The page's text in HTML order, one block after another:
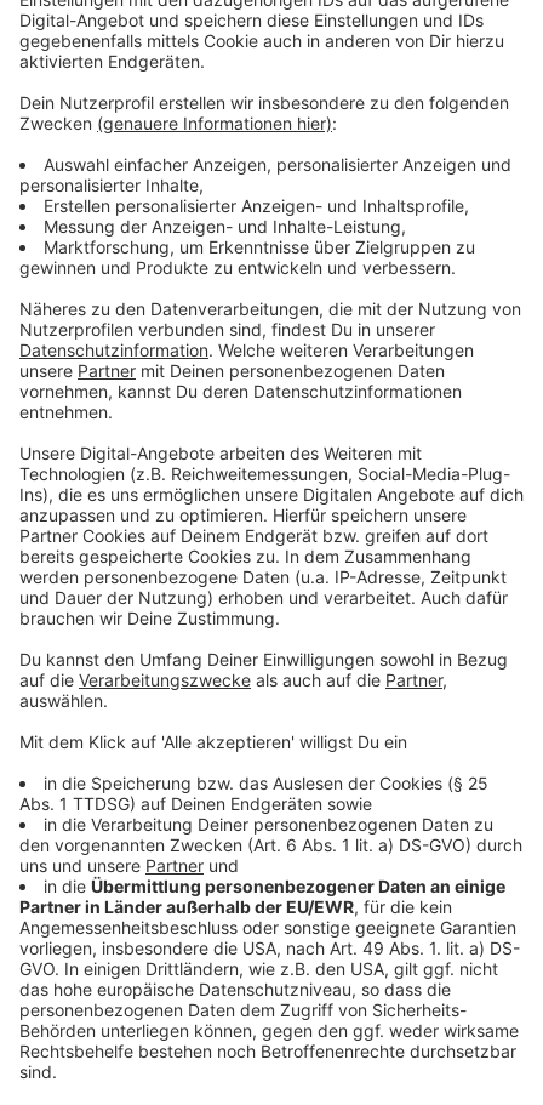
Anzeige
Und so bereitet ihr das Essen zu:
Anzeige
Schweinefilet panieren, salzen und pfeffern. In
heißem Öl rundherum anbraten und abkühlen
lassen.
Champignon, Schalotten- und Schinkenwürfel in
der Butter braten. Mit der gehackten Petersilie
und Senf würzen. Die Farce abkühlen lassen und
die Gänseleber unterarbeiten.
Blätterteig auftauen lassen und auf dem Mehl 3
mm dünn ausrollen. Mit vier dünnen Scheiben
rohem Schinken mittig belegen und mit der Hälfte
der Farce bestreichen.
Das Filet darauflegen, mit der restlichen Farce
bestreichen und den anderen vier
Schinkenscheiben belegen. Den Blätterteig auf
einer Seite über das Fleisch klappen. Die Kante
mit verquirltem Eigelb bestreichen. Die andere
Blätterteighälfte darüber klappen und
festdrücken. Die Enden fest zusammendrücken
und mit der Kantenseite nach unten auf ein
Backblech legen
Aus den Teigresten Verzierungen schneiden und
mit Eigelb aufkleben. Das Paket mit Eigelb
bestreichen. Im vorgeheizten Ofen bei 220 Grad
circa 20 Minuten backen. Zehn Minuten ruhen
lassen (Wichtig ) dann aufschneiden.
Tipp:Backthermometer in die dickste Stelle des
Filets stecken bei 53 Grad hat das Fleisch wenn
es noch ruht beim aufschneiden 57 Grad also
medium.
Anzeige